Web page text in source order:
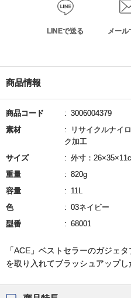
LINEで送る メール
商品情報
商品コード
3006004379
素材
リサイクルナイ
ク加工
サイズ
外寸：
重量
820g
容量
11L
色
03ネイビー
型番
68001
「ACE」ベストセラーのガジェ
を取り入れてブラッシュアップ